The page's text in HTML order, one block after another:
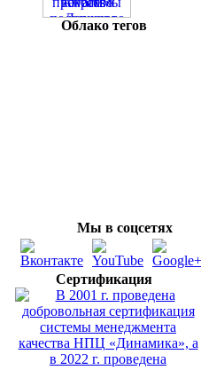
Облако тегов
Мы в соцсетях
Сертификация